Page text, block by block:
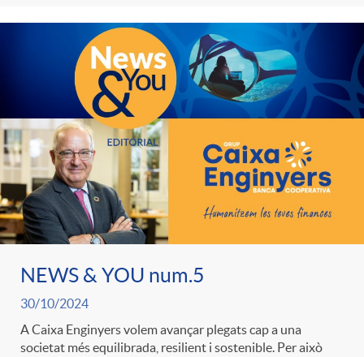
NEWS & YOU num.5
30/10/2024
A Caixa Enginyers volem avançar plegats cap a una
societat més equilibrada, resilient i sostenible. Per això